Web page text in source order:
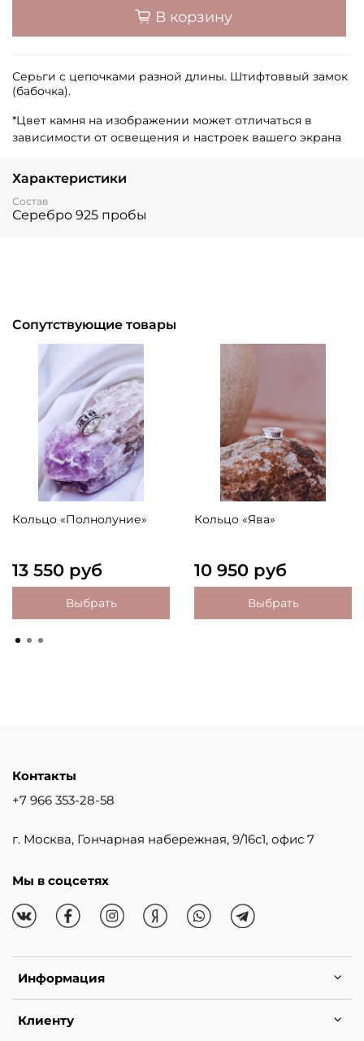
В корзину
Серьги с цепочками разной длины. Штифтоввый замок
(бабочка).
*Цвет камня на изображении может отличаться в
зависимости от освещения и настроек вашего экрана
Характеристики
Состав
Серебро 925 пробы
Сопутствующие товары
Кольцо «Полнолуние»
13 550 руб
Выбрать
Кольцо «Ява»
10 950 руб
Выбрать
Информация
Клиенту
Контакты
+7 966 353-28-58
г. Москва, Гончарная набережная, 9/16с1, офис 7
Мы в соцсетях